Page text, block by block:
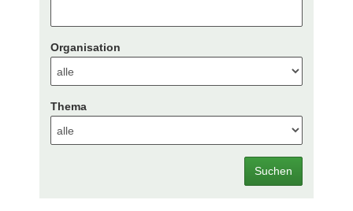
Organisation
Thema
Suchen